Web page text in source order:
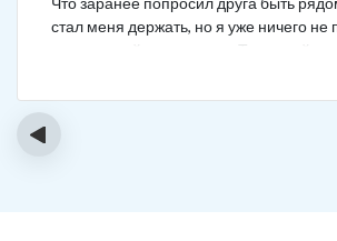
стал меня держать, но я уже ничего не
начал силой вырываться. Тогда мой
связан меня и позвонил в клинику. На
нарколог, мне сделали какую-то
для прохождения курса реабилитации,
‹